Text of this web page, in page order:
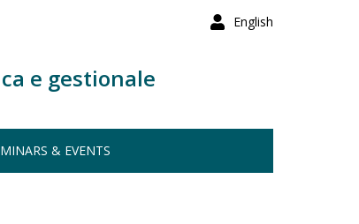
English
e gestionale
& EVENTS